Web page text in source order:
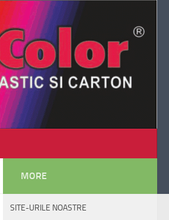
MORE
SITE-URILE NOASTRE